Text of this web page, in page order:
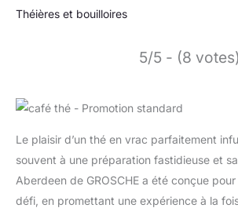
Théières et bouilloires
5/5 - (8 votes)
Le plaisir d’un thé en vrac parfaitement
souvent à une préparation fastidieuse et
Aberdeen de GROSCHE a été conçue
défi, en promettant une expérience à la